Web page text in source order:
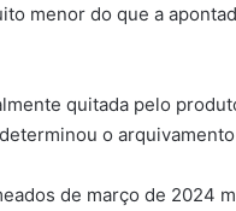
menor do que a
quitada pelo
o
de março de 2024